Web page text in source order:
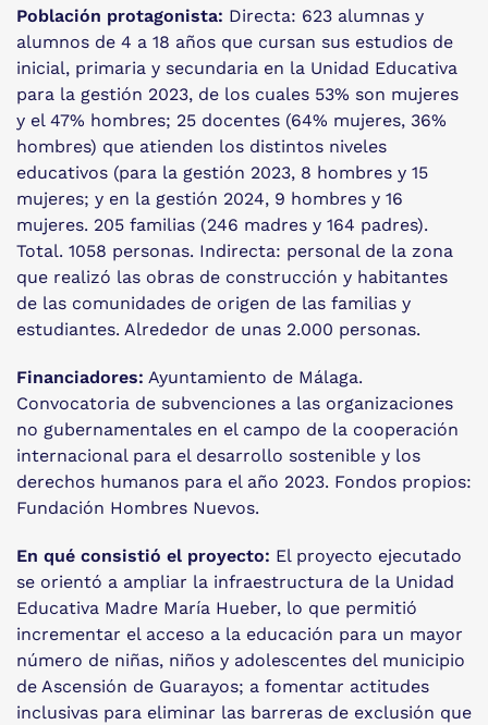
Población protagonista: Directa: 623 alumnas y
alumnos de 4 a 18 años que cursan sus estudios de
inicial, primaria y secundaria en la Unidad Educativa
para la gestión 2023, de los cuales 53% son mujeres
y el 47% hombres; 25 docentes (64% mujeres, 36%
hombres) que atienden los distintos niveles
educativos (para la gestión 2023, 8 hombres y 15
mujeres; y en la gestión 2024, 9 hombres y 16
mujeres. 205 familias (246 madres y 164 padres).
Total. 1058 personas. Indirecta: personal de la zona
que realizó las obras de construcción y habitantes
de las comunidades de origen de las familias y
estudiantes. Alrededor de unas 2.000 personas.
Financiadores: Ayuntamiento de Málaga.
Convocatoria de subvenciones a las organizaciones
no gubernamentales en el campo de la cooperación
internacional para el desarrollo sostenible y los
derechos humanos para el año 2023. Fondos propios:
Fundación Hombres Nuevos.
En qué consistió el proyecto: El proyecto ejecutado
se orientó a ampliar la infraestructura de la Unidad
Educativa Madre María Hueber, lo que permitió
incrementar el acceso a la educación para un mayor
número de niñas, niños y adolescentes del municipio
de Ascensión de Guarayos; a fomentar actitudes
inclusivas para eliminar las barreras de exclusión que